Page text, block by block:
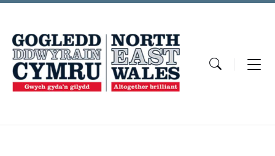
Skip
Skip
navigation
Skip